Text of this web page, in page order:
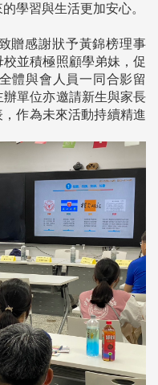
學習與生活更加安心。
贈感謝狀予黃錦榜理事
並積極照顧學弟妹，促
體與會人員一同合影留
單位亦邀請新生與家長
作為未來活動持續精進